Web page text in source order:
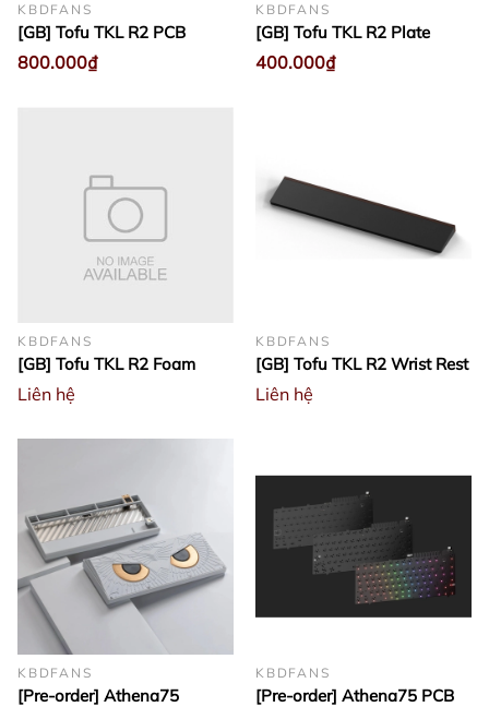
KBDFANS
[GB] Tofu TKL R2 PCB
800.000₫
KBDFANS
[GB] Tofu TKL R2 Plate
400.000₫
KBDFANS
[GB] Tofu TKL R2 Foam
Liên hệ
KBDFANS
[GB] Tofu TKL R2 Wrist Rest
Liên hệ
KBDFANS
[Pre-order] Athena75
KBDFANS
[Pre-order] Athena75 PCB